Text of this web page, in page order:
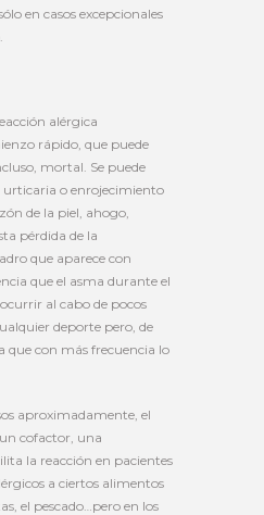
en casos excepcionales
alérgica
rápido, que puede
mortal. Se puede
o enrojecimiento
de la piel, ahogo,
pérdida de la
que aparece con
que el asma durante el
al cabo de pocos
deporte pero, de
que con más frecuencia lo
aproximadamente, el
cofactor, una
la reacción en pacientes
a ciertos alimentos
el pescado…pero en los